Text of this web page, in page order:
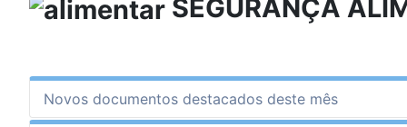
SEGURANÇA
Novos documentos destacados deste mês